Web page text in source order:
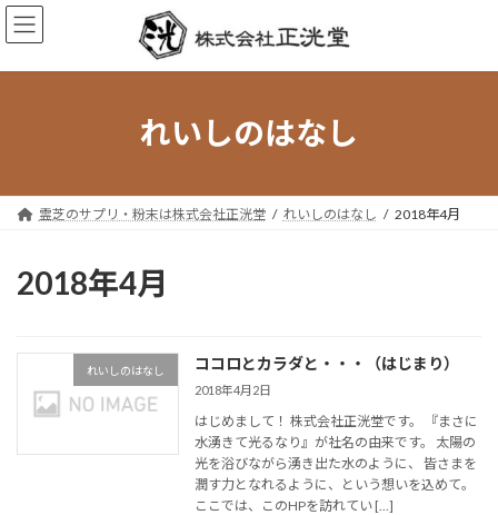
コ
ン
ン
ナ
ビ
ー
れいしのはなし
霊芝のサプリ・粉末は株式会社正洸堂 れいしのはなし 2018年4月
2018年4月
れいしのはなし ココロとカラダと・・・（はじまり）
2018年4月2日
はじめまして！ 株式会社正洸堂です。 『まさに
水湧きて光るなり』が社名の由来です。 太陽の
光を浴びながら湧き出た水のように、 皆さまを
潤す力となれるように、という想いを込めて。
ここでは、このHPを訪れてい […]